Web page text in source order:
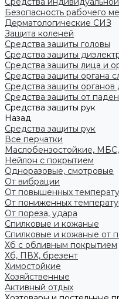
Безопасность рабочего
Дерматологические СИЗ
Защита коленей
Средства защиты головы
Средства защиты
Средства защиты лица и
Средства защиты органа
Средства защиты органов
Средства защиты от
Средства защиты рук
Назад
Средства защиты рук
Все перчатки
Маслобензостойкие,
Нейлон с покрытием
Одноразовые, смотровые
От вибрации
От повышенных
От пониженных
От пореза, удара
Спилковые и кожаные
Спилковые и кожаные от
Хб с обливным покрытием
Хб, ПВХ, брезент
Химостойкие
Хозяйственные
Активный отдых